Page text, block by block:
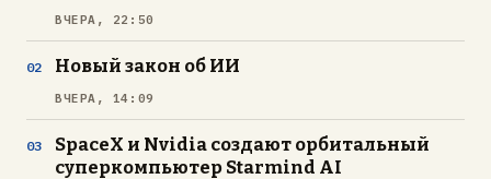
ВЧЕРА, 22:50
Новый закон об ИИ
ВЧЕРА, 14:09
SpaceX и Nvidia создают орбитальный
суперкомпьютер Starmind AI